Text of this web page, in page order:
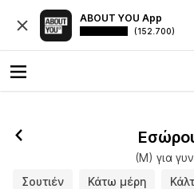
ABOUT YOU App
(152.700)
(M) για
Σουτιέν
Κάτω μέρη